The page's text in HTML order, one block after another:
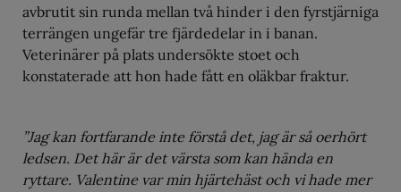
avbrutit sin runda mellan två hinder i den fyrstjärniga
terrängen ungefär tre fjärdedelar in i banan.
Veterinärer på plats undersökte stoet och
konstaterade att hon hade fått en oläkbar fraktur.
”Jag kan fortfarande inte förstå det, jag är så oerhört
ledsen. Det här är det värsta som kan hända en
ryttare. Valentine var min hjärtehäst och vi hade mer